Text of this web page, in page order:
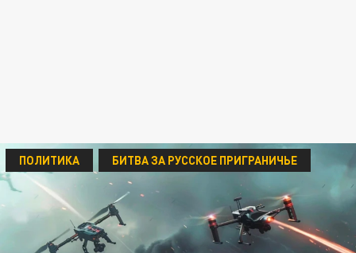
ПОЛИТИКА БИТВА ЗА РУССКОЕ ПРИГРАНИЧЬЕ